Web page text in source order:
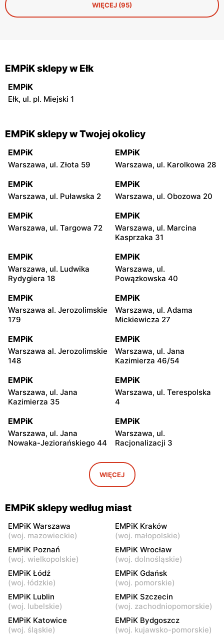
WIĘCEJ (95)
EMPiK sklepy w Ełk
EMPiK
Ełk, ul. pl. Miejski 1
EMPiK sklepy w Twojej okolicy
EMPiK
Warszawa, ul. Złota 59
EMPiK
Warszawa, ul. Karolkowa 28
EMPiK
Warszawa, ul. Puławska 2
EMPiK
Warszawa, ul. Obozowa 20
EMPiK
Warszawa, ul. Targowa 72
EMPiK
Warszawa, ul. Marcina
Kasprzaka 31
EMPiK
Warszawa, ul. Ludwika
Rydygiera 18
EMPiK
Warszawa, ul.
Powązkowska 40
EMPiK
Warszawa al. Jerozolimskie
179
EMPiK
Warszawa, ul. Adama
Mickiewicza 27
EMPiK
Warszawa al. Jerozolimskie
148
EMPiK
Warszawa, ul. Jana
Kazimierza 46/54
EMPiK
Warszawa, ul. Jana
Kazimierza 35
EMPiK
Warszawa, ul. Terespolska
4
EMPiK
Warszawa, ul. Jana
Nowaka-Jeziorańskiego 44
EMPiK
Warszawa, ul.
Racjonalizacji 3
Warszawa, ul. Bukowa 25
EMPiK
Warszawa, ul. Górczewska
124
EMPiK
Warszawa, ul. Grochowska
230
EMPiK
EMPiK
Warszawa, ul. Łopuszańska
22
EMPiK
Warszawa, ul. Wołoska 12
EMPiK
Warszawa, ul. Gen. Augusta
Emila Fieldorfa Nila 41
EMPiK
Warszawa, ul. Powsińska 31
EMPiK EMPiK
WIĘCEJ
EMPiK sklepy według miast
EMPiK Warszawa
(woj. mazowieckie)
EMPiK Kraków
(woj. małopolskie)
EMPiK Poznań
(woj. wielkopolskie)
EMPiK Wrocław
(woj. dolnośląskie)
EMPiK Łódź
(woj. łódzkie)
EMPiK Gdańsk
(woj. pomorskie)
EMPiK Lublin
(woj. lubelskie)
EMPiK Szczecin
(woj. zachodniopomorskie)
EMPiK Katowice
(woj. śląskie)
EMPiK Bydgoszcz
(woj. kujawsko-pomorskie)